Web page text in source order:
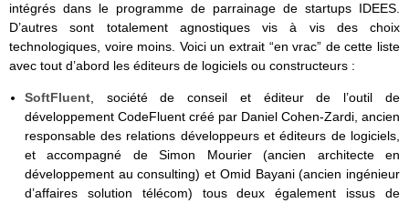
intégrés dans le programme de parrainage de startups IDEES.
D’autres sont totalement agnostiques vis à vis des choix
technologiques, voire moins. Voici un extrait “en vrac” de cette liste
avec tout d’abord les éditeurs de logiciels ou constructeurs :
SoftFluent, société de conseil et éditeur de l’outil de
développement CodeFluent créé par Daniel Cohen-Zardi, ancien
responsable des relations développeurs et éditeurs de logiciels,
et accompagné de Simon Mourier (ancien architecte en
développement au consulting) et Omid Bayani (ancien ingénieur
d’affaires solution télécom) tous deux également issus de